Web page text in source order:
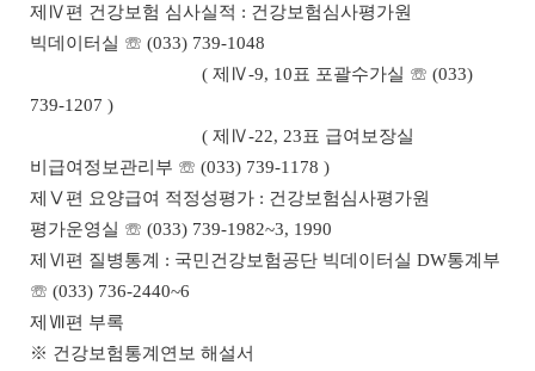
제Ⅳ편 건강보험 심사실적 : 건강보험심사평가원
빅데이터실 ☏ (033) 739-1048
( 제Ⅳ-9, 10표 포괄수가실 ☏ (033)
739-1207 )
( 제Ⅳ-22, 23표 급여보장실
비급여정보관리부 ☏ (033) 739-1178 )
제Ⅴ편 요양급여 적정성평가 : 건강보험심사평가원
평가운영실 ☏ (033) 739-1982~3, 1990
제Ⅵ편 질병통계 : 국민건강보험공단 빅데이터실 DW통계부
☏ (033) 736-2440~6
제Ⅶ편 부록
※ 건강보험통계연보 해설서